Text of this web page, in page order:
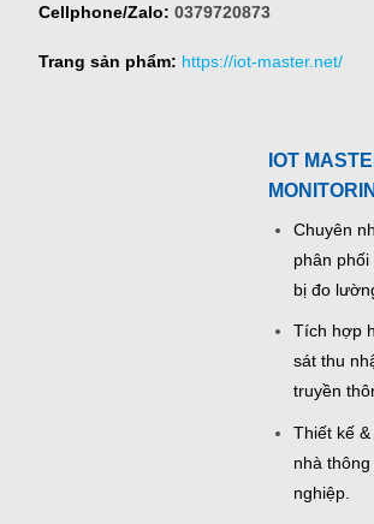
Cellphone/Zalo: 0379720873
Trang sản phẩm: https://iot-master.net/
IOT
Chuyên
phân
bị đo
Tích hợp
sát thu
truyền
Thiết kế
nhà
nghiệp.